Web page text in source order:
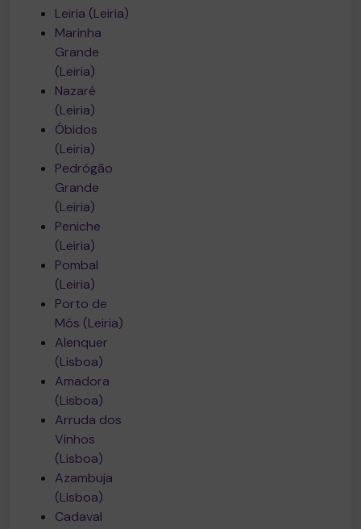
Leiria (Leiria)
Marinha
Grande
(Leiria)
Nazaré
(Leiria)
Óbidos
(Leiria)
Pedrógão
Grande
(Leiria)
Peniche
(Leiria)
Pombal
(Leiria)
Porto de
Mós (Leiria)
Alenquer
(Lisboa)
Amadora
(Lisboa)
Arruda dos
Vinhos
(Lisboa)
Azambuja
(Lisboa)
Cadaval